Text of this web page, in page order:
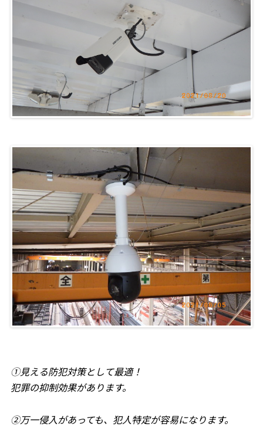
①見える防犯対策として最適！
犯罪の抑制効果があります。
②万一侵入があっても、犯人特定が容易になります。